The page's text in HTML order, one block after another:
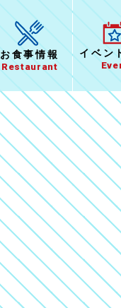
お食事情報
Restaurant
イベン